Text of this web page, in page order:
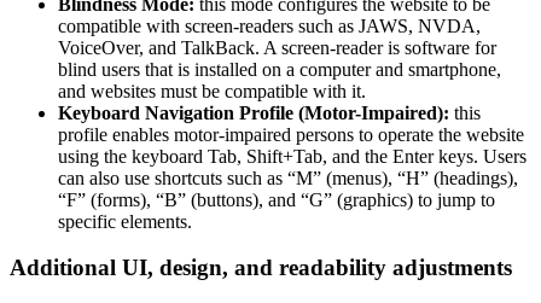
compatible with screen-readers such as JAWS, NVDA,
VoiceOver, and TalkBack. A screen-reader is software for
blind users that is installed on a computer and smartphone,
and websites must be compatible with it.
Keyboard Navigation Profile (Motor-Impaired): this
profile enables motor-impaired persons to operate the website
using the keyboard Tab, Shift+Tab, and the Enter keys. Users
can also use shortcuts such as “M” (menus), “H” (headings),
“F” (forms), “B” (buttons), and “G” (graphics) to jump to
specific elements.
Additional UI, design, and readability adjustments